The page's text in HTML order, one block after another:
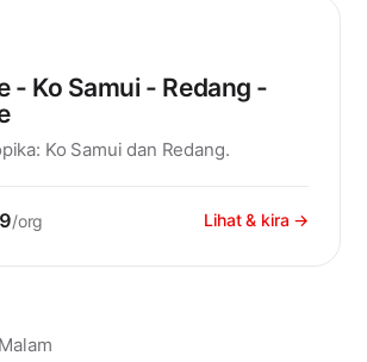
- Ko Samui - Redang -
Ko Samui dan Redang.
/org Lihat & kira →